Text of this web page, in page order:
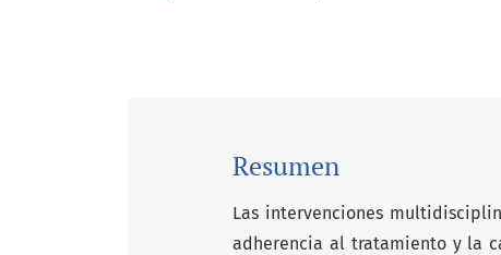
Resumen
Las intervenciones
adherencia al tratamiento y la